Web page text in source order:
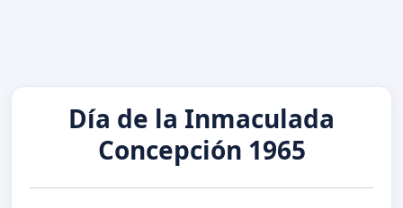
Día de la Inmaculada
Concepción 1965